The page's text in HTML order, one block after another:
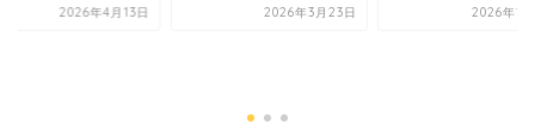
2026年4月13日 2026年3月23日 2026年1